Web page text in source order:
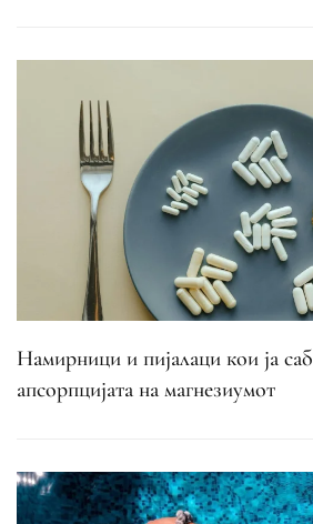
Намирници и пијалаци кои ја
апсорпцијата на магнезиумот